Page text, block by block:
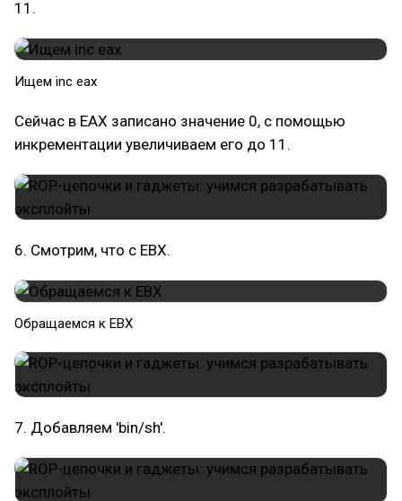
11.
​Ищем inc eax
Сейчас в EAX записано значение 0, с помощью
инкрементации увеличиваем его до 11.
6. Смотрим, что с EBX.
​Обращаемся к EBX
7. Добавляем 'bin/sh'.